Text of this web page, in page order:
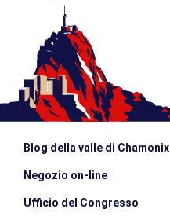
Blog della valle di Chamonix
Negozio on-line
Ufficio del Congresso